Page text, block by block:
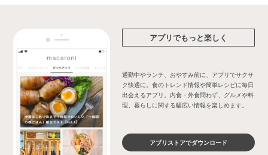
アプリでもっと楽しく
通勤中やランチ、おやすみ前に、アプリでサクサ
ク快適に。食のトレンド情報や簡単レシピに毎日
出会えるアプリ。内食・外食問わず、グルメや料
理、暮らしに関する幅広い情報を楽しめます。
アプリストアでダウンロード